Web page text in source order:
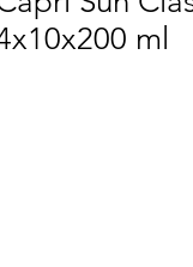
ml